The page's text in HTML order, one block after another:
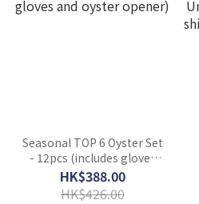
Seasonal TOP 6 Oyster Set
- 12pcs (includes gloves
and oyster opener)
HK$388.00
HK$426.00